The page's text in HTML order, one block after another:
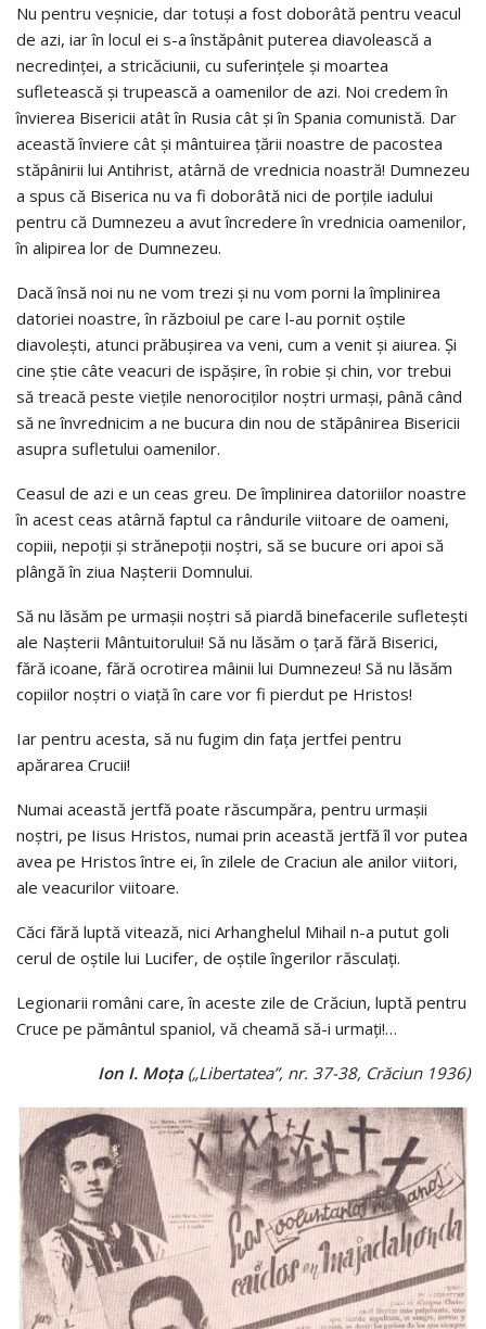
Nu pentru veşnicie, dar totuşi a fost doborâtă pentru veacul
de azi, iar în locul ei s-a înstăpânit puterea diavolească a
necredinţei, a stricăciunii, cu suferinţele şi moartea
sufletească şi trupească a oamenilor de azi. Noi credem în
învierea Bisericii atât în Rusia cât şi în Spania comunistă. Dar
această înviere cât şi mântuirea ţării noastre de pacostea
stăpânirii lui Antihrist, atârnă de vrednicia noastră! Dumnezeu
a spus că Biserica nu va fi doborâtă nici de porţile iadului
pentru că Dumnezeu a avut încredere în vrednicia oamenilor,
în alipirea lor de Dumnezeu.
Dacă însă noi nu ne vom trezi şi nu vom porni la împlinirea
datoriei noastre, în războiul pe care l-au pornit oştile
diavoleşti, atunci prăbuşirea va veni, cum a venit şi aiurea. Şi
cine ştie câte veacuri de ispăşire, în robie şi chin, vor trebui
să treacă peste vieţile nenorociţilor noştri urmaşi, până când
să ne învrednicim a ne bucura din nou de stăpânirea Bisericii
asupra sufletului oamenilor.
Ceasul de azi e un ceas greu. De împlinirea datoriilor noastre
în acest ceas atârnă faptul ca rândurile viitoare de oameni,
copiii, nepoţii şi strănepoţii noştri, să se bucure ori apoi să
plângă în ziua Naşterii Domnului.
Să nu lăsăm pe urmaşii noştri să piardă binefacerile sufleteşti
ale Naşterii Mântuitorului! Să nu lăsăm o ţară fără Biserici,
fără icoane, fără ocrotirea mâinii lui Dumnezeu! Să nu lăsăm
copiilor noştri o viaţă în care vor fi pierdut pe Hristos!
Iar pentru acesta, să nu fugim din faţa jertfei pentru
apărarea Crucii!
Numai această jertfă poate răscumpăra, pentru urmaşii
noştri, pe Iisus Hristos, numai prin această jertfă îl vor putea
avea pe Hristos între ei, în zilele de Craciun ale anilor viitori,
ale veacurilor viitoare.
Căci fără luptă vitează, nici Arhanghelul Mihail n-a putut goli
cerul de oştile lui Lucifer, de oştile îngerilor răsculaţi.
Legionarii români care, în aceste zile de Crăciun, luptă pentru
Cruce pe pământul spaniol, vă cheamă să-i urmaţi!…
Ion I. Moţa („Libertatea”, nr. 37-38, Crăciun 1936)